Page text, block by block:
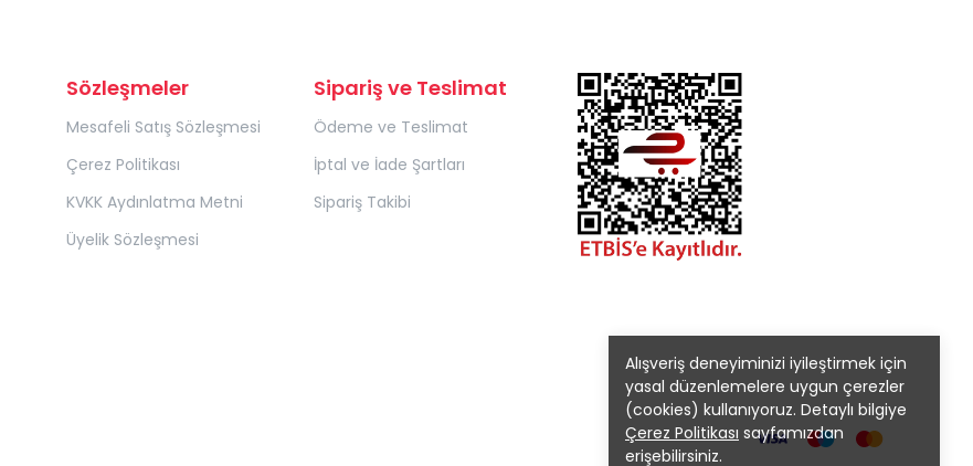
Alışveriş deneyiminizi iyileştirmek için
yasal düzenlemelere uygun çerezler
(cookies) kullanıyoruz. Detaylı bilgiye
Çerez Politikası sayfamızdan
erişebilirsiniz.
Sözleşmeler
Mesafeli Satış Sözleşmesi
Çerez Politikası
KVKK Aydınlatma Metni
Üyelik Sözleşmesi
Sipariş ve Teslimat
Ödeme ve Teslimat
İptal ve İade Şartları
Sipariş Takibi